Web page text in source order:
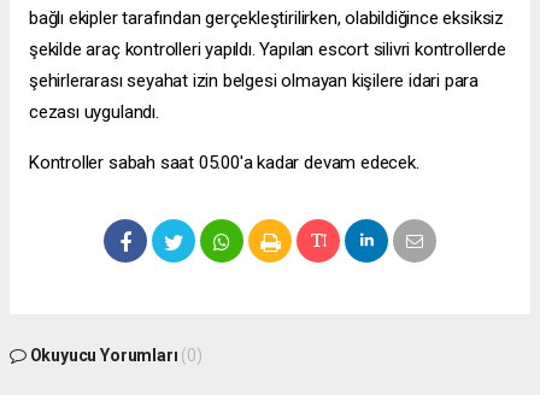
bağlı ekipler tarafından gerçekleştirilirken, olabildiğince eksiksiz
şekilde araç kontrolleri yapıldı. Yapılan escort silivri kontrollerde
şehirlerarası seyahat izin belgesi olmayan kişilere idari para
cezası uygulandı.
Kontroller sabah saat 05.00'a kadar devam edecek.
Okuyucu Yorumları (0)